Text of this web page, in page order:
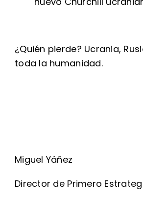
¿Quién pierde? Ucrania,
toda la humanidad.
Miguel Yáñez
Director de Primero